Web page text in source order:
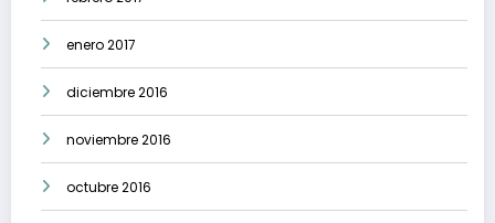
enero 2017
diciembre 2016
noviembre 2016
octubre 2016